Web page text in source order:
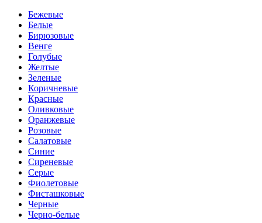
Бежевые
Белые
Бирюзовые
Венге
Голубые
Желтые
Зеленые
Коричневые
Красные
Оливковые
Оранжевые
Розовые
Салатовые
Синие
Сиреневые
Серые
Фиолетовые
Фисташковые
Черные
Черно-белые